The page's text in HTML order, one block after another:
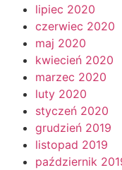
lipiec 2020
czerwiec 2020
maj 2020
kwiecień 2020
marzec 2020
luty 2020
styczeń 2020
grudzień 2019
listopad 2019
październik